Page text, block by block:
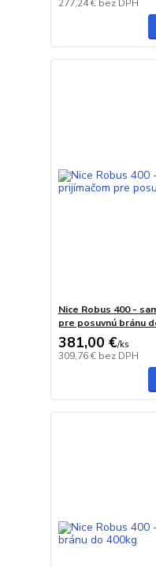
277,24 € bez DPH
Nice Robus 400 -
pre posuvnú bránu
381,00 €/ks
309,76 € bez DPH